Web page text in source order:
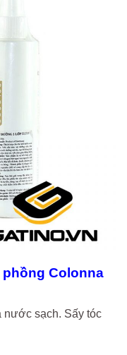
Colonna
nước sạch. Sấy tóc